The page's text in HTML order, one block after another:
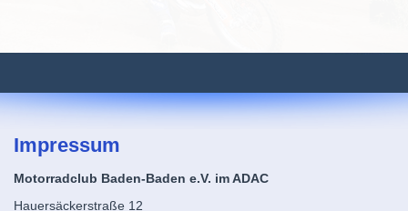
Impressum
Motorradclub Baden-Baden e.V. im ADAC
Hauersäckerstraße 12